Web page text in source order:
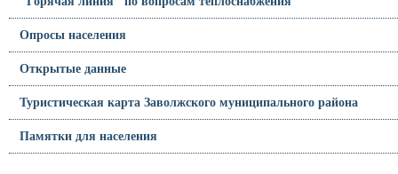
Опросы населения
Открытые данные
Туристическая карта Заволжского муниципального района
Памятки для населения